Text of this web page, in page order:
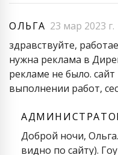
ОЛЬГА 23 мар 2023 г.
здравствуйте,
нужна реклама в
рекламе не было.
выполнении работ,
Доброй ночи,
видно по сайту).